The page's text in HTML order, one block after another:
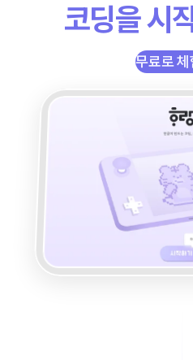
코딩을 시
무료로